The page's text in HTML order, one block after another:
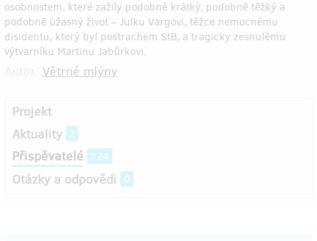
osobnostem, které zažily podobně krátký, podobně těžký a
podobně úžasný život – Julku Vargovi, těžce nemocnému
disidentu, který byl postrachem StB, a tragicky zesnulému
výtvarníku Martinu Jabůrkovi.
Větrné mlýny
Projekt
Aktuality 2
Přispěvatelé 124
Otázky a odpovědi 0